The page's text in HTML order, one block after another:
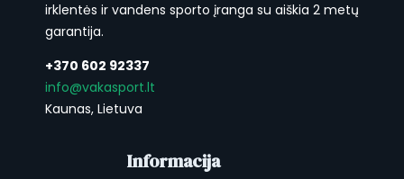
irklentės ir vandens sporto įranga su aiškia 2 metų
garantija.
+370 602 92337
info@vakasport.lt
Kaunas, Lietuva
Informacija